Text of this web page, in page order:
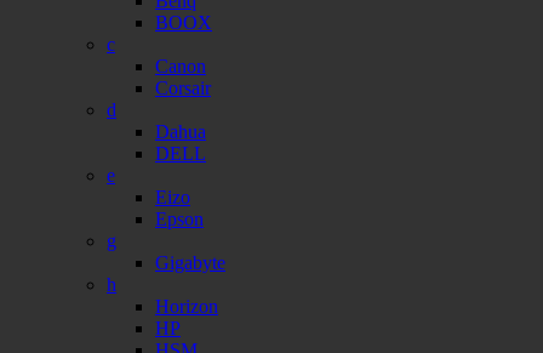
BOOX
c
Canon
Corsair
d
Dahua
DELL
e
Eizo
Epson
g
Gigabyte
h
Horizon
HP